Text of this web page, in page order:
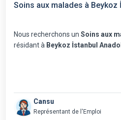
Soins aux malades à Beykoz
Nous recherchons un Soins aux
résidant à Beykoz İstanbul
Cansu
Représentant de l'Emploi